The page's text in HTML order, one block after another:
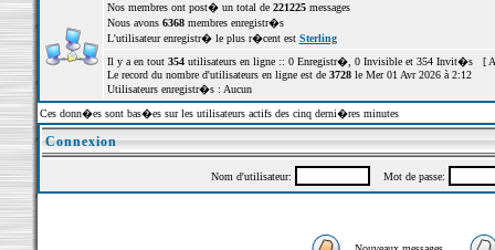
Nos membres ont post� un total de 221225messages
Nous avons 6368membres enregistr�s
L'utilisateur enregistr� le plus r�cent est Sterling
Il y a en tout 354utilisateurs en ligne :: 0 Enregistr�, 0 Invisible et 354 Invit�s [
Le record du nombre d'utilisateurs en ligne est de 3728le Mer 01 Avr 2026 à 2:12
Utilisateurs enregistr�s : Aucun
Ces donn�es sont bas�es sur les utilisateurs actifs des cinq derni�res minutes
Connexion
Nom d'utilisateur: Mot de passe: